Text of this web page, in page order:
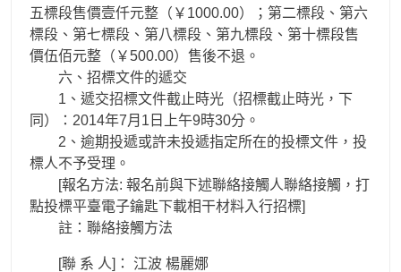
五標段售價壹仟元整（￥1000.00）；第二標段、第六
標段、第七標段、第八標段、第九標段、第十標段售
價伍佰元整（￥500.00）售後不退。
六、招標文件的遞交
1、遞交招標文件截止時光（招標截止時光，下
同）：2014年7月1日上午9時30分。
2、逾期投遞或許未投遞指定所在的投標文件，投
標人不予受理。
[報名方法: 報名前與下述聯絡接觸人聯絡接觸，打
點投標平臺電子鑰匙下載相干材料入行招標]
註：聯絡接觸方法
[聯 系 人]： 江波 楊麗娜